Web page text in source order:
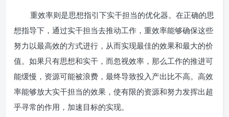
重效率则是思想指引下实干担当的优化器。在正确的思
想指导下，通过实干担当去推动工作，重效率能够确保这些
努力以最高效的方式进行，从而实现最佳的效果和最大的价
值。如果只有思想和实干，而忽视效率，那么工作的推进可
能缓慢，资源可能被浪费，最终导致投入产出比不高。高效
率能够放大实干担当的效果，使有限的资源和努力发挥出超
乎寻常的作用，加速目标的实现。